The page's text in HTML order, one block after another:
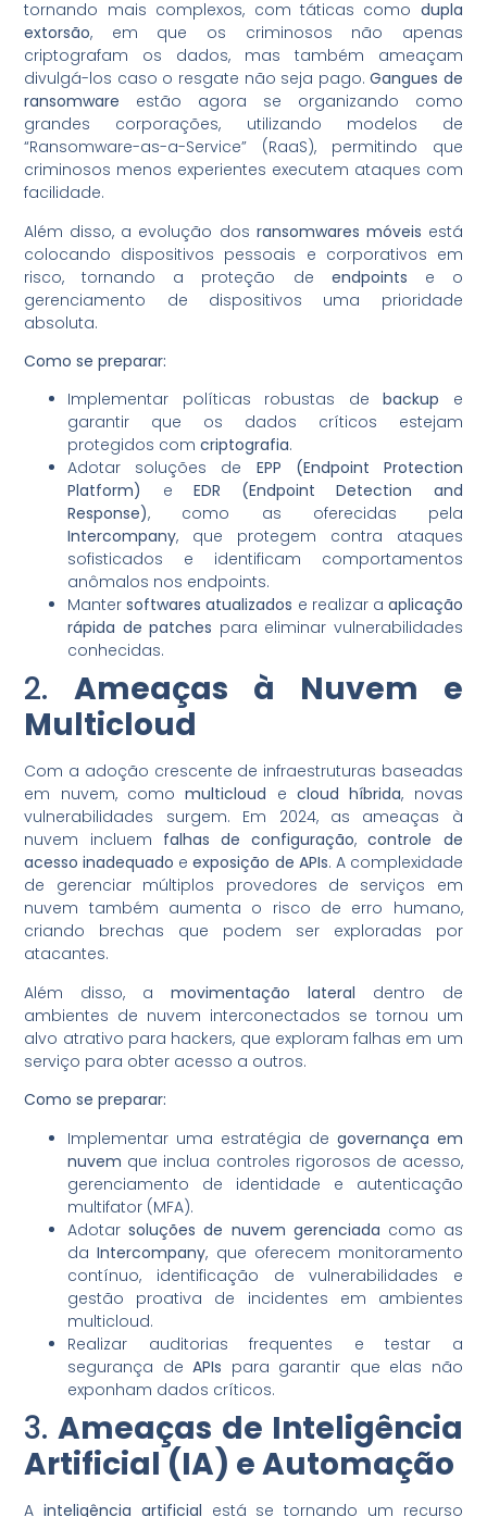
tornando mais complexos, com táticas como dupla
extorsão, em que os criminosos não apenas
criptografam os dados, mas também ameaçam
divulgá-los caso o resgate não seja pago.Gangues de
ransomware estão agora se organizando como
grandes corporações, utilizando modelos de
“Ransomware-as-a-Service” (RaaS), permitindo que
criminosos menos experientes executem ataques com
facilidade.
Além disso, a evolução dos ransomwares móveis está
colocando dispositivos pessoais e corporativos em
risco, tornando a proteção de endpoints e o
gerenciamento de dispositivos uma prioridade
absoluta.
Como se preparar:
Implementar políticas robustas debackup e
garantir que os dados críticos estejam
protegidos comcriptografia.
Adotar soluções de EPP (Endpoint Protection
Platform)
e EDR (Endpoint Detection and
Response), como as oferecidas pela
Intercompany, que protegem contra ataques
sofisticados e identificam comportamentos
anômalos nos endpoints.
Mantersoftwares atualizados e realizar a aplicação
rápida de patches para eliminar vulnerabilidades
conhecidas.
2.Ameaças à Nuvem e
Multicloud
Com a adoção crescente de infraestruturas baseadas
em nuvem, comomulticloud e cloud híbrida, novas
vulnerabilidades surgem. Em 2024, as ameaças à
nuvem incluem falhas de configuração,controle de
acesso inadequado eexposição de APIs. A complexidade
de gerenciar múltiplos provedores de serviços em
nuvem também aumenta o risco de erro humano,
criando brechas que podem ser exploradas por
atacantes.
Além disso, a movimentação lateral dentro de
ambientes de nuvem interconectados se tornou um
alvo atrativo para hackers, que exploram falhas em um
serviço para obter acesso a outros.
Como se preparar:
Implementar uma estratégia de governança em
nuvem que inclua controles rigorosos de acesso,
gerenciamento de identidade e autenticação
multifator (MFA).
Adotarsoluções de nuvem gerenciada como as
daIntercompany, que oferecem monitoramento
contínuo, identificação de vulnerabilidades e
gestão proativa de incidentes em ambientes
multicloud.
Realizar auditorias frequentes e testar a
segurança deAPIs para garantir que elas não
exponham dados críticos.
3.Ameaças de Inteligência
Artificial (IA) e Automação
Ainteligência artificial está se tornando um recurso